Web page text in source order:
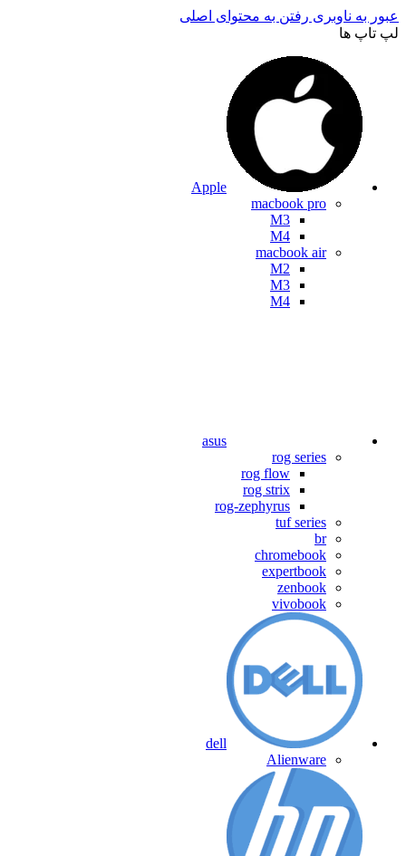
عبور به ناوبری رفتن به محتوای اصلی
لپ تاپ ها
Apple
macbook pro
M3
M4
macbook air
M2
M3
M4
asus
rog series
rog flow
rog strix
rog-zephyrus
tuf series
br
chromebook
expertbook
zenbook
vivobook
dell
Alienware